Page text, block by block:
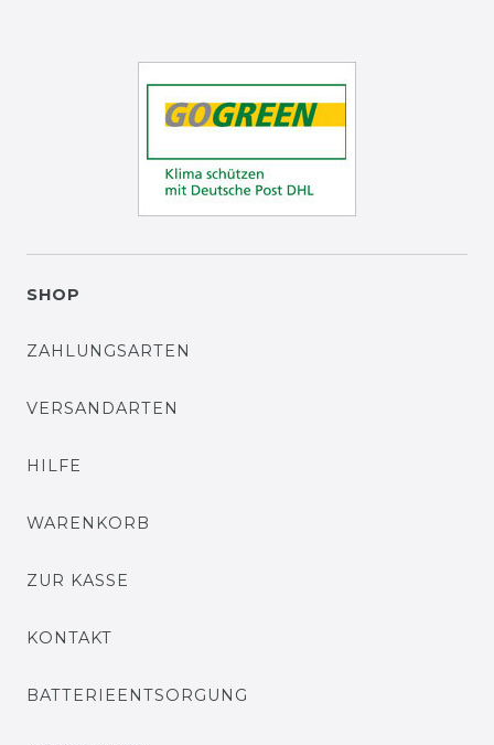
SHOP
ZAHLUNGSARTEN
VERSANDARTEN
HILFE
WARENKORB
ZUR KASSE
KONTAKT
BATTERIEENTSORGUNG